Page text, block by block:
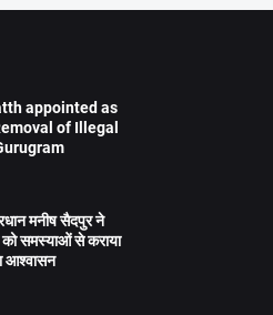
appointed as
of Illegal
मनीष सैदपुर ने
को समस्याओं से कराया
आश्वासन